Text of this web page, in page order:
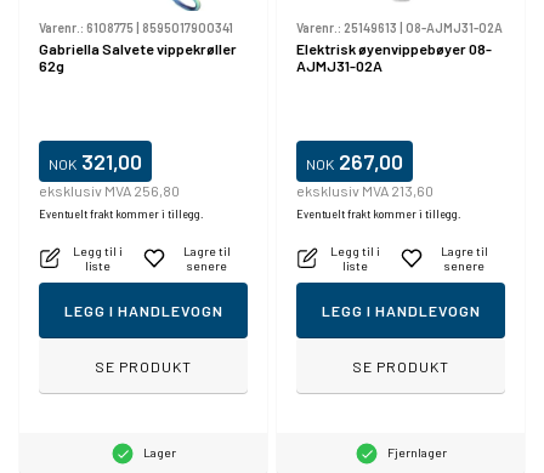
Varenr.: 6108775| 8595017900341
Gabriella Salvete vippekrøller
62g
NOK 321,00
eksklusiv MVA 256,80
Eventuelt frakt kommer i tillegg.
Legg til i
liste
Lagre til
senere
LEGG I HANDLEVOGN
SE PRODUKT
Lager
Varenr.: 25149613 | 08-AJMJ31-02A
Elektrisk øyenvippebøyer 08-
AJMJ31-02A
NOK 267,00
eksklusiv MVA 213,60
Eventuelt frakt kommer i tillegg.
Legg til i
liste
Lagre til
senere
LEGG I HANDLEVOGN
SE PRODUKT
Fjernlager